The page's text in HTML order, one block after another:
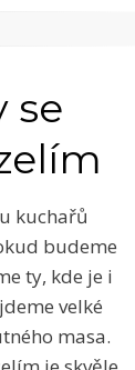
se
kuchařů
budeme
ty, kde je i
velké
masa.